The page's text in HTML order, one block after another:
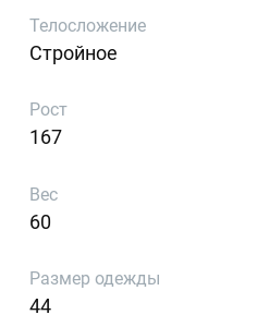
Телосложение
Стройное
Рост
167
Вес
60
Размер одежды
44